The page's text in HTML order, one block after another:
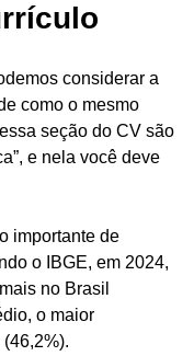
considerar a
como o mesmo
seção do CV são
e nela você deve
importante de
o IBGE, em 2024,
no Brasil
o maior